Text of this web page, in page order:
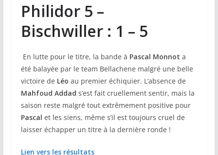
Philidor 5 –
Bischwiller : 1 – 5
En lutte pour le titre, la bande à Pascal Monnot a
été balayée par le team Bellachene malgré une belle
victoire de Léo au premier échiquier. L’absence de
Mahfoud Addad s’est fait cruellement sentir, mais la
saison reste malgré tout extrêmement positive pour
Pascal et les siens, même s’il est toujours cruel de
laisser échapper un titre à la dernière ronde !
Lien vers les résultats